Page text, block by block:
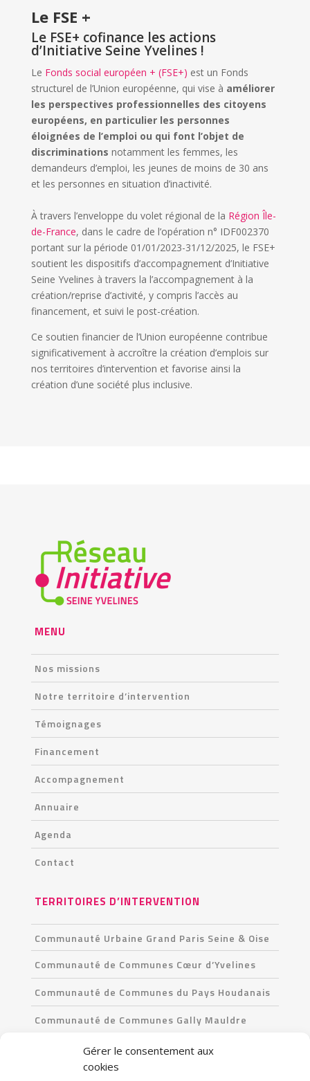
Gérer le consentement aux
cookies
Le FSE +
Le FSE+ cofinance les actions
d’Initiative Seine Yvelines !
Le Fonds social européen + (FSE+) est un Fonds
structurel de l’Union européenne, qui vise à améliorer
les perspectives professionnelles des citoyens
européens, en particulier les personnes
éloignées de l’emploi ou qui font l’objet de
discriminations notamment les femmes, les
demandeurs d’emploi, les jeunes de moins de 30 ans
et les personnes en situation d’inactivité.
À travers l’enveloppe du volet régional de la Région Île-
de-France, dans le cadre de l’opération n° IDF002370
portant sur la période 01/01/2023-31/12/2025, le FSE+
soutient les dispositifs d’accompagnement d’Initiative
Seine Yvelines à travers la l’accompagnement à la
création/reprise d’activité, y compris l’accès au
financement, et suivi le post-création.
Ce soutien financier de l’Union européenne contribue
significativement à accroître la création d’emplois sur
nos territoires d’intervention et favorise ainsi la
création d’une société plus inclusive.
MENU
Nos missions
Notre territoire d’intervention
Témoignages
Financement
Accompagnement
Annuaire
Agenda
Contact
TERRITOIRES D’INTERVENTION
Communauté Urbaine Grand Paris Seine & Oise
Communauté de Communes Cœur d’Yvelines
Communauté de Communes du Pays Houdanais
Communauté de Communes Gally Mauldre
Communauté de Communes Les Portes de l’Île-